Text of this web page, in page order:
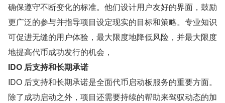
确保遵守不断变化的标准。他们设计用户友好的界面，鼓励
更广泛的参与并指导项目设定现实的目标和策略。专业知识
可促进无缝的用户体验，最大限度地降低风险，并最大限度
地提高代币成功发行的机会，
IDO 后支持和长期承诺
IDO 后支持和长期承诺是全面代币启动板服务的重要方面。
除了成功启动之外，项目还需要持续的帮助来驾驭动态的加